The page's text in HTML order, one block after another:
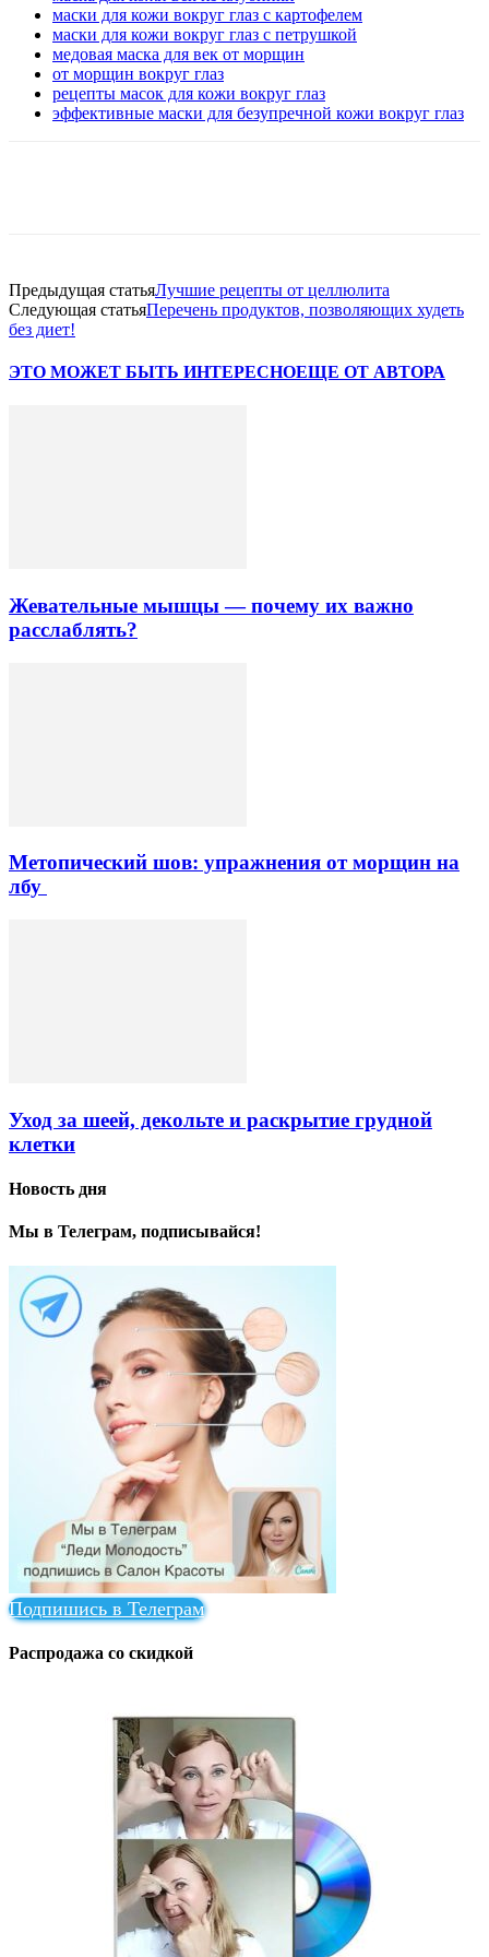
маски для кожи вокруг глаз с картофелем
маски для кожи вокруг глаз с петрушкой
медовая маска для век от морщин
от морщин вокруг глаз
рецепты масок для кожи вокруг глаз
эффективные маски для безупречной кожи вокруг глаз
Предыдущая статьяЛучшие рецепты от целлюлита
Следующая статьяПеречень продуктов, позволяющих худеть
без диет!
ЭТО МОЖЕТ БЫТЬ ИНТЕРЕСНОЕЩЕ ОТ АВТОРА
Жевательные мышцы — почему их важно
расслаблять?
Метопический шов: упражнения от морщин на
лбу
Уход за шеей, декольте и раскрытие грудной
клетки
Новость дня
Мы в Телеграм, подписывайся!
Подпишись в Телеграм
Распродажа со скидкой